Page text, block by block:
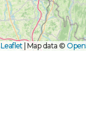
Leaflet | Map data ©